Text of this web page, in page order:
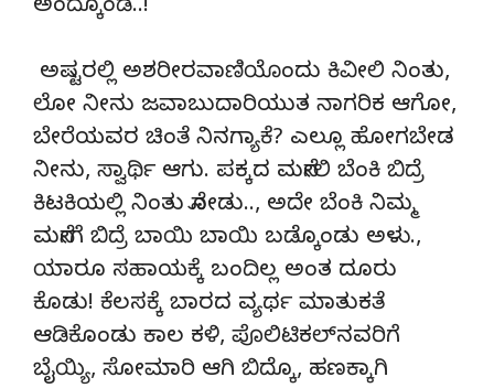
ಅಂದ್ಕೊಂಡೆ..!
ಅಷ್ಟರಲ್ಲಿ ಅಶರೀರವಾಣಿಯೊಂದು ಕಿವೀಲಿ ನಿಂತು,
ಲೋ ನೀನು ಜವಾಬುದಾರಿಯುತ ನಾಗರಿಕ ಆಗೋ,
ಬೇರೆಯವರ ಚಿಂತೆ ನಿನಗ್ಯಾಕೆ? ಎಲ್ಲೂ ಹೋಗಬೇಡ
ನೀನು, ಸ್ವಾರ್ಥಿ ಆಗು. ಪಕ್ಕದ ಮನೇಲಿ ಬೆಂಕಿ ಬಿದ್ರೆ
ಕಿಟಕಿಯಲ್ಲಿ ನಿಂತು ನೋಡು.., ಅದೇ ಬೆಂಕಿ ನಿಮ್ಮ
ಮನೇಗೆ ಬಿದ್ರೆ ಬಾಯಿ ಬಾಯಿ ಬಡ್ಕೊಂಡು ಅಳು.,
ಯಾರೂ ಸಹಾಯಕ್ಕೆ ಬಂದಿಲ್ಲ ಅಂತ ದೂರು
ಕೊಡು! ಕೆಲಸಕ್ಕೆ ಬಾರದ ವ್ಯರ್ಥ ಮಾತುಕತೆ
ಆಡಿಕೊಂಡು ಕಾಲ ಕಳಿ, ಪೊಲಿಟಿಕಲ್‌ನವರಿಗೆ
ಬೈಯ್ಯಿ, ಸೋಮಾರಿ ಆಗಿ ಬಿದ್ಕೊ, ಹಣಕ್ಕಾಗಿ